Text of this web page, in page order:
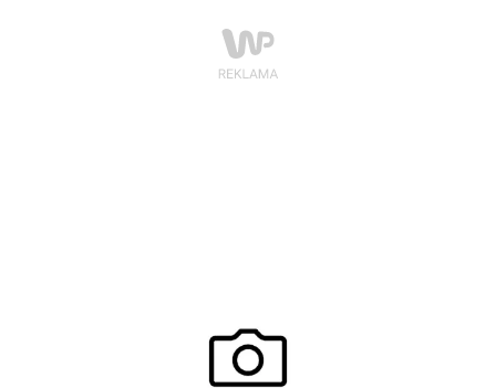
podkreślająca figurę. Dominujące formy to letnie topy
odkrywające ramiona, zwiewne sukienki podkreślające
dekolt i talie, bardzo kobiece i delikatne cienkie bluzki